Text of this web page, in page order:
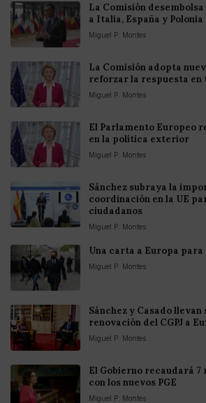
La Comisión
a Italia, España y Polonia
Miguel P. Montes
La Comisión adopta
reforzar la respuesta en
Miguel P. Montes
El Parlamento Europeo
en la política exterior
Miguel P. Montes
Sánchez subraya la
coordinación en la UE
ciudadanos
Miguel P. Montes
Una carta a Europa para
Miguel P. Montes
Sánchez y Casado llevan
renovación del CGPJ a
Miguel P. Montes
El Gobierno recaudará 7
con los nuevos PGE
Miguel P. Montes